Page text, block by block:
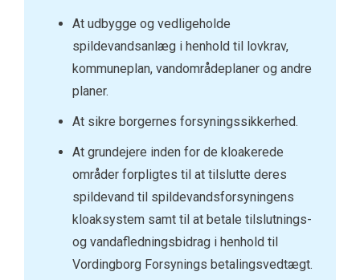
At udbygge og vedligeholde
spildevandsanlæg i henhold til lovkrav,
kommuneplan, vandområdeplaner og andre
planer.
At sikre borgernes forsyningssikkerhed.
At grundejere inden for de kloakerede
områder forpligtes til at tilslutte deres
spildevand til spildevandsforsyningens
kloaksystem samt til at betale tilslutnings-
og vandafledningsbidrag i henhold til
Vordingborg Forsynings betalingsvedtægt.